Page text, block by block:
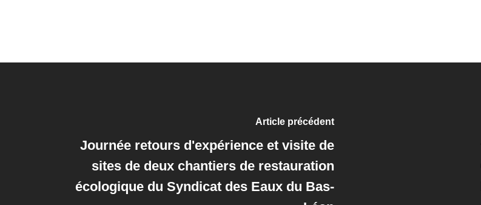
Article précédent
Journée retours d'expérience et visite de
sites de deux chantiers de restauration
écologique du Syndicat des Eaux du Bas-